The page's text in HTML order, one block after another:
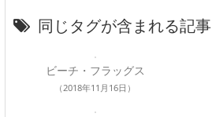
同じタグが含まれる記事
ビーチ・フラッグス
（2018年11月16日）